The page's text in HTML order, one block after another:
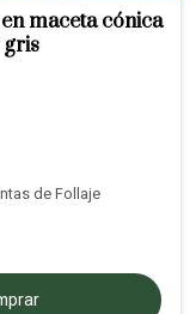
maceta cónica
de Follaje